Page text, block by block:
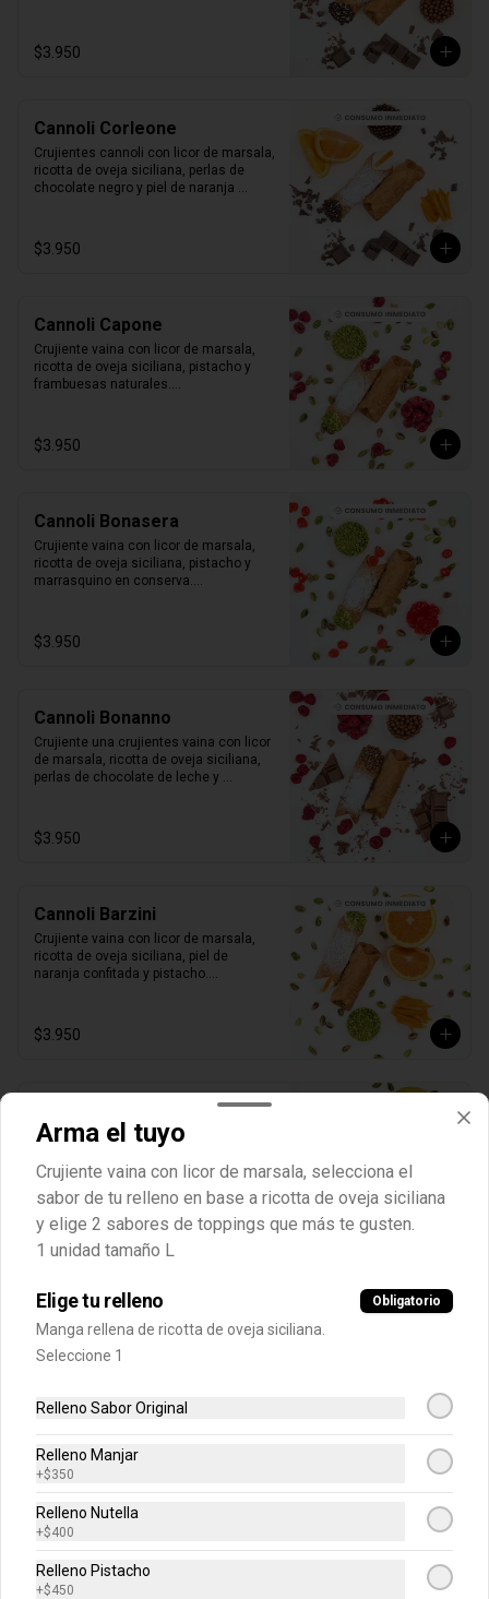
$3.950
Cannoli Corleone
Crujientes cannoli con licor de marsala,
ricotta de oveja siciliana, perlas de
chocolate negro y piel de naranja
$3.950
Cannoli Capone
Crujiente vaina con licor de marsala,
ricotta de oveja siciliana, pistacho y
frambuesas naturales.
$3.950
Cannoli Bonasera
Crujiente vaina con licor de marsala,
ricotta de oveja siciliana, pistacho y
marrasquino en conserva.
$3.950
Cannoli Bonanno
Crujiente una crujientes vaina con licor
de marsala, ricotta de oveja siciliana,
perlas de chocolate de leche y
$3.950
Cannoli Barzini
Crujiente vaina con licor de marsala,
ricotta de oveja siciliana, piel de
naranja confitada y pistacho.
$3.950
Crujiente vaina con licor de marsala,
confitado y pistacho.
1 unidad tamaño L
$3.950
Cannoli Tattaglia
Crujientes vaina con licor de marsala,
ricotta de oveja siciliana, perlas de
Cannoli Verità
Crujiente cannoli con licor de marsala,
chocolate de leche y pistacho.
1 unidad tamaño L
Arma el tuyo
Crujiente vaina con licor de marsala, selecciona el
sabor de tu relleno en base a ricotta de oveja siciliana
y elige 2 sabores de toppings que más te gusten.
1 unidad tamaño L
Elige tu relleno Obligatorio
Manga rellena de ricotta de oveja siciliana.
Seleccione 1
Relleno Sabor Original
Relleno Manjar
+$350
Relleno Nutella
+$400
Relleno Pistacho
+$450